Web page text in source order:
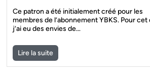
Ce patron a été initialement créé pour les
membres de l’abonnement YBKS. Pour cet
j’ai eu des envies de…
Lire la suite